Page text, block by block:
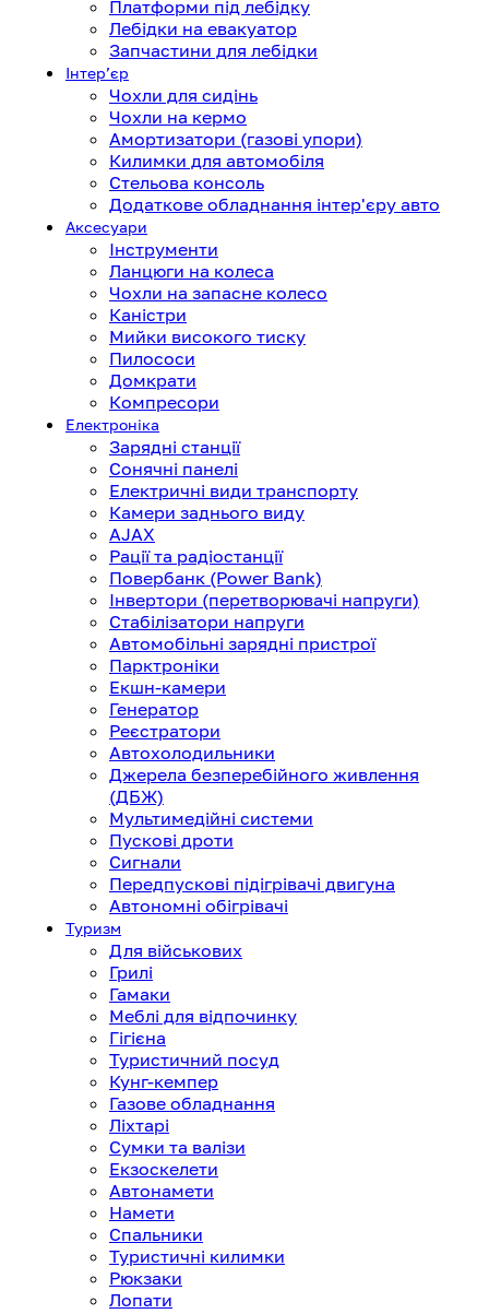
Платформи під лебідку
Лебідки на евакуатор
Запчастини для лебідки
Інтерʼєр
Чохли для сидінь
Чохли на кермо
Амортизатори (газові упори)
Килимки для автомобіля
Стельова консоль
Додаткове обладнання інтер'єру авто
Аксесуари
Інструменти
Ланцюги на колеса
Чохли на запасне колесо
Каністри
Мийки високого тиску
Пилососи
Домкрати
Компресори
Електроніка
Зарядні станції
Сонячні панелі
Електричні види транспорту
Камери заднього виду
AJAX
Рації та радіостанції
Повербанк (Power Bank)
Інвертори (перетворювачі напруги)
Стабілізатори напруги
Автомобільні зарядні пристрої
Парктроніки
Екшн-камери
Генератор
Реєстратори
Автохолодильники
Джерела безперебійного живлення
(ДБЖ)
Мультимедійні системи
Пускові дроти
Сигнали
Передпускові підігрівачі двигуна
Автономні обігрівачі
Туризм
Для військових
Грилі
Гамаки
Меблі для відпочинку
Гігієна
Туристичний посуд
Кунг-кемпер
Газове обладнання
Ліхтарі
Сумки та валізи
Екзоскелети
Автонамети
Намети
Спальники
Туристичні килимки
Рюкзаки
Лопати